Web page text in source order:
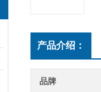
产品介绍：
品牌